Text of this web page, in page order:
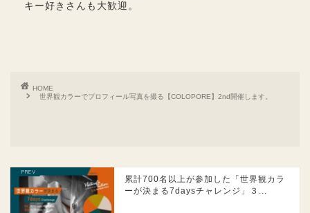
キー好きさんも大歓迎。
HOME
世界観カラーでプロフィール写真を撮る【COLOPORE】2nd開催します。
累計700名以上が参加した「世界観カラ
ーが決まる7daysチャレンジ」３...